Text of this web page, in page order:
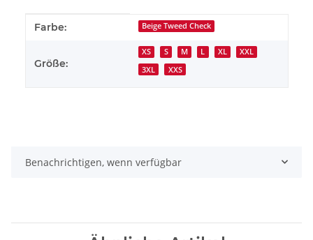
Produkteigenschaft
Wert
Farbe: Beige Tweed Check
Größe:
XS S M L XL
XXL
3XL
XXS
Benachrichtigen, wenn verfügbar